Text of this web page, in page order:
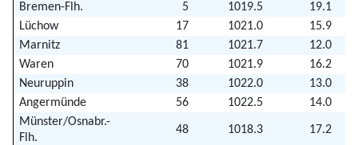
Bremen-Flh.
5 1019.5
19.1
Lüchow
17 1021.0
15.9
Marnitz
81 1021.7
12.0
Waren
70 1021.9
16.2
Neuruppin
38 1022.0
13.0
Angermünde
56 1022.5
14.0
Münster/Osnabr.-
Flh.
48 1018.3 17.2